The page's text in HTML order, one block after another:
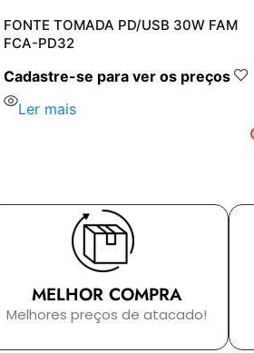
FONTE TOMADA PD/USB 30W FAM
FCA-PD32
Cadastre-se para ver os preços
Ler mais
MELHOR COMPRA
Melhores preços de atacado!